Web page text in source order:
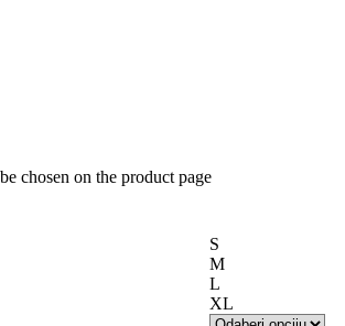
chosen on the product page
S
M
L
XL